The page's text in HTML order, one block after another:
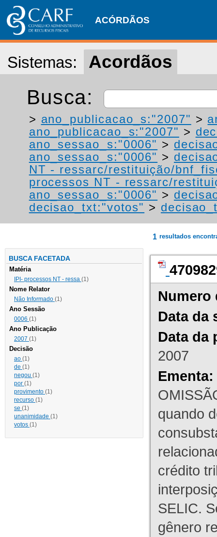
ACÓRDÃOS
Sistemas: Acordãos
Busca:
> ano_publicacao_s:"2007" >
ano_publicacao_s:"2007" >
ano_sessao_s:"0006" >
ano_sessao_s:"0006" >
NT - ressarc/restituição/
processos NT - ressarc/
ano_sessao_s:"0006" >
decisao_txt:"votos" >
BUSCA FACETADA
Matéria
IPI- processos NT - ressa (1)
Nome Relator
Não Informado (1)
Ano Sessão
0006 (1)
Ano Publicação
2007 (1)
Decisão
ao (1)
de (1)
negou (1)
por (1)
provimento (1)
recurso (1)
se (1)
unanimidade (1)
votos (1)
1 resultados
Numero
Data da
Data da
2007
Ementa:
quando
crédito
SELIC.
gênero